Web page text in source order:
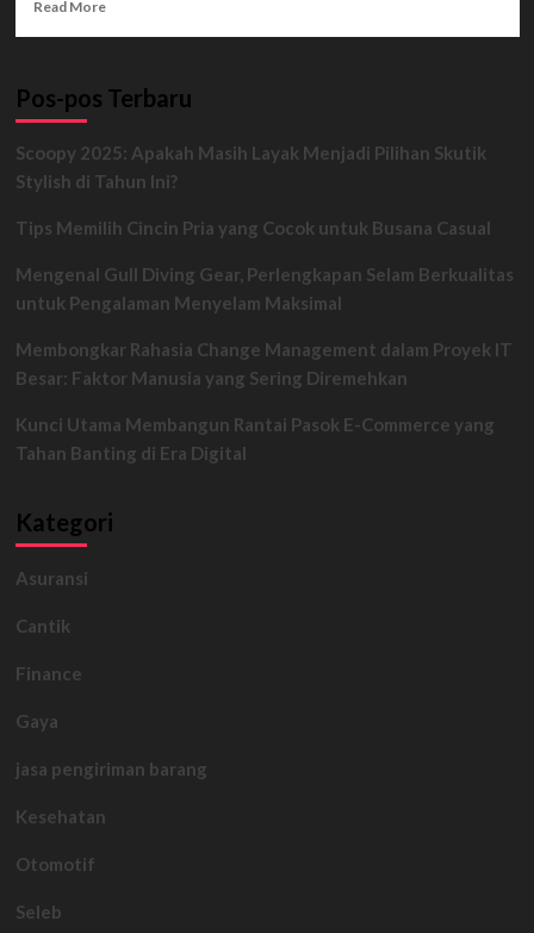
Read More
Pribadi
Diakses
dan
Pegawai
Api
Korea
Ilegal
Pos-pos Terbaru
Scoopy 2025: Apakah Masih Layak Menjadi Pilihan Skutik
Stylish di Tahun Ini?
Tips Memilih Cincin Pria yang Cocok untuk Busana Casual
Mengenal Gull Diving Gear, Perlengkapan Selam Berkualitas
untuk Pengalaman Menyelam Maksimal
Membongkar Rahasia Change Management dalam Proyek IT
Besar: Faktor Manusia yang Sering Diremehkan
Kunci Utama Membangun Rantai Pasok E-Commerce yang
Tahan Banting di Era Digital
Kategori
Asuransi
Cantik
Finance
Gaya
jasa pengiriman barang
Kesehatan
Otomotif
Seleb